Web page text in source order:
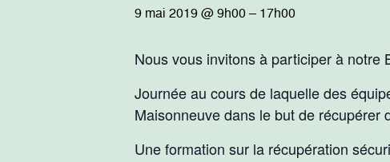
9 mai 2019 @ 9h00 – 17h00
Nous vous invitons à participer à notre
Journée au cours de laquelle des
Maisonneuve dans le but de récupérer
Une formation sur la récupération